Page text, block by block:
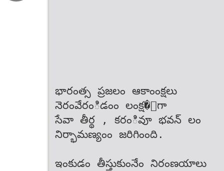
భారంత్స ప్రజలం ఆకాంంక్షలు
నెరంవేరంిడంం లంక్ష�ంగా
సేవా తీర్థ , కరంివూ భవన్ లం
నిర్భామణ్యంం జరిగింంది.
ఇంకుడం తీస్తుకుంనేం నిరంణయాలు